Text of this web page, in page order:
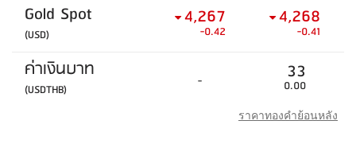
Gold Spot
(USD)
4,267
-0.42
4,268
-0.41
ค่าเงินบาท
(USDTHB) - 33
0.00
ราคาทองคำย้อนหลัง